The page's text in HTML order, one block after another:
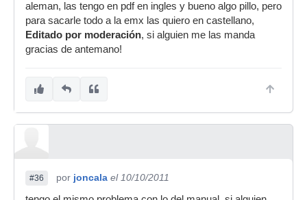
aleman, las tengo en pdf en ingles y bueno algo pillo, pero
para sacarle todo a la emx las quiero en castellano,
Editado por moderación, si alguien me las manda
gracias de antemano!
#36 por joncala el 10/10/2011